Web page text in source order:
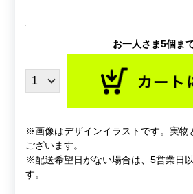
お一人さま5個ま
※画像はデザインイラストです。実物
ございます。
※配送希望日がない場合は、5営業日
す。